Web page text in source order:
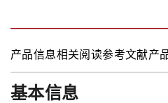
产品信息相关阅读参考文献产
基本信息